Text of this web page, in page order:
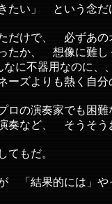
たい」 という念だ
だけで、 必ずあの
ったか、 想像に
不器用なのに、
ズよりも熱く自分
の演奏家でも困難
など、 そうそう
もだ。
「結果的には」や